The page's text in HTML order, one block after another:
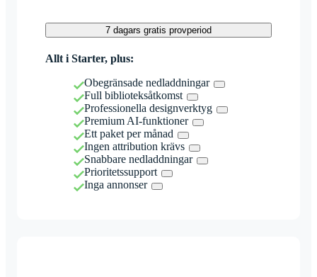
7 dagars gratis provperiod
Allt i Starter, plus:
Obegränsade nedladdningar
Full biblioteksåtkomst
Professionella designverktyg
Premium AI-funktioner
Ett paket per månad
Ingen attribution krävs
Snabbare nedladdningar
Prioritetssupport
Inga annonser